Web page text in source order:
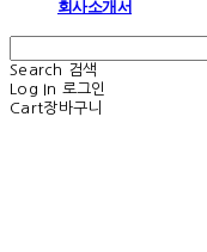
회사소개서
Search
검색
Log In 로그인
Cart장바구니